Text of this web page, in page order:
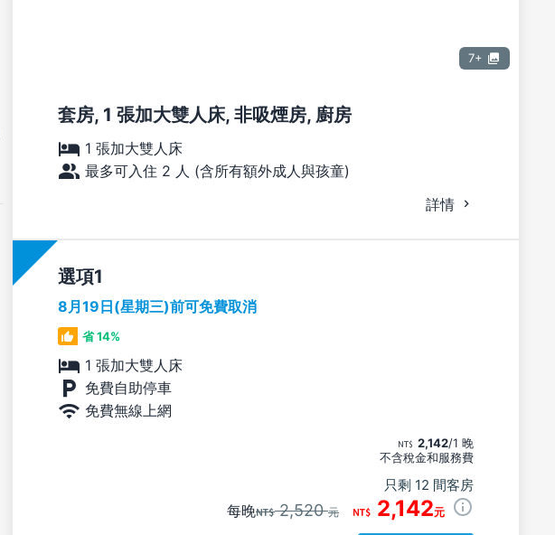
7+
套房, 1 張加大雙人床, 非吸煙房, 廚房
1 張加大雙人床
最多可入住 2 人 (含所有額外成人與孩童)
詳情
選項
8月19日(星期三)前可免費取消
省 14%
1 張加大雙人床
免費自助停車
免費無線上網
2,142/1 晚
不含稅金和服務費
只剩 12 間客房
每晚 2,520元 2,142元